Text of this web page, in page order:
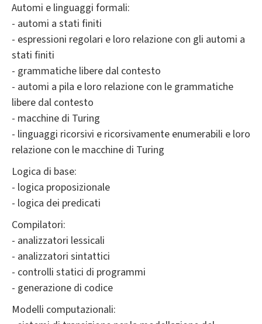
Automi e linguaggi formali:
- automi a stati finiti
- espressioni regolari e loro relazione con gli automi a
stati finiti
- grammatiche libere dal contesto
- automi a pila e loro relazione con le grammatiche
libere dal contesto
- macchine di Turing
- linguaggi ricorsivi e ricorsivamente enumerabili e loro
relazione con le macchine di Turing
Logica di base:
- logica proposizionale
- logica dei predicati
Compilatori:
- analizzatori lessicali
- analizzatori sintattici
- controlli statici di programmi
- generazione di codice
Modelli computazionali: